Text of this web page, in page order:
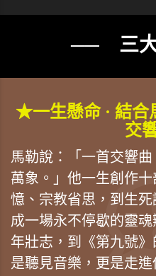
── 三
★一生懸命 · 結合
交
馬勒說：「一首交響
萬象。」他一生創作
憶、宗教省思，到生
成一場永不停歇的靈
年壯志，到《第九號
是聽見音樂，更是走